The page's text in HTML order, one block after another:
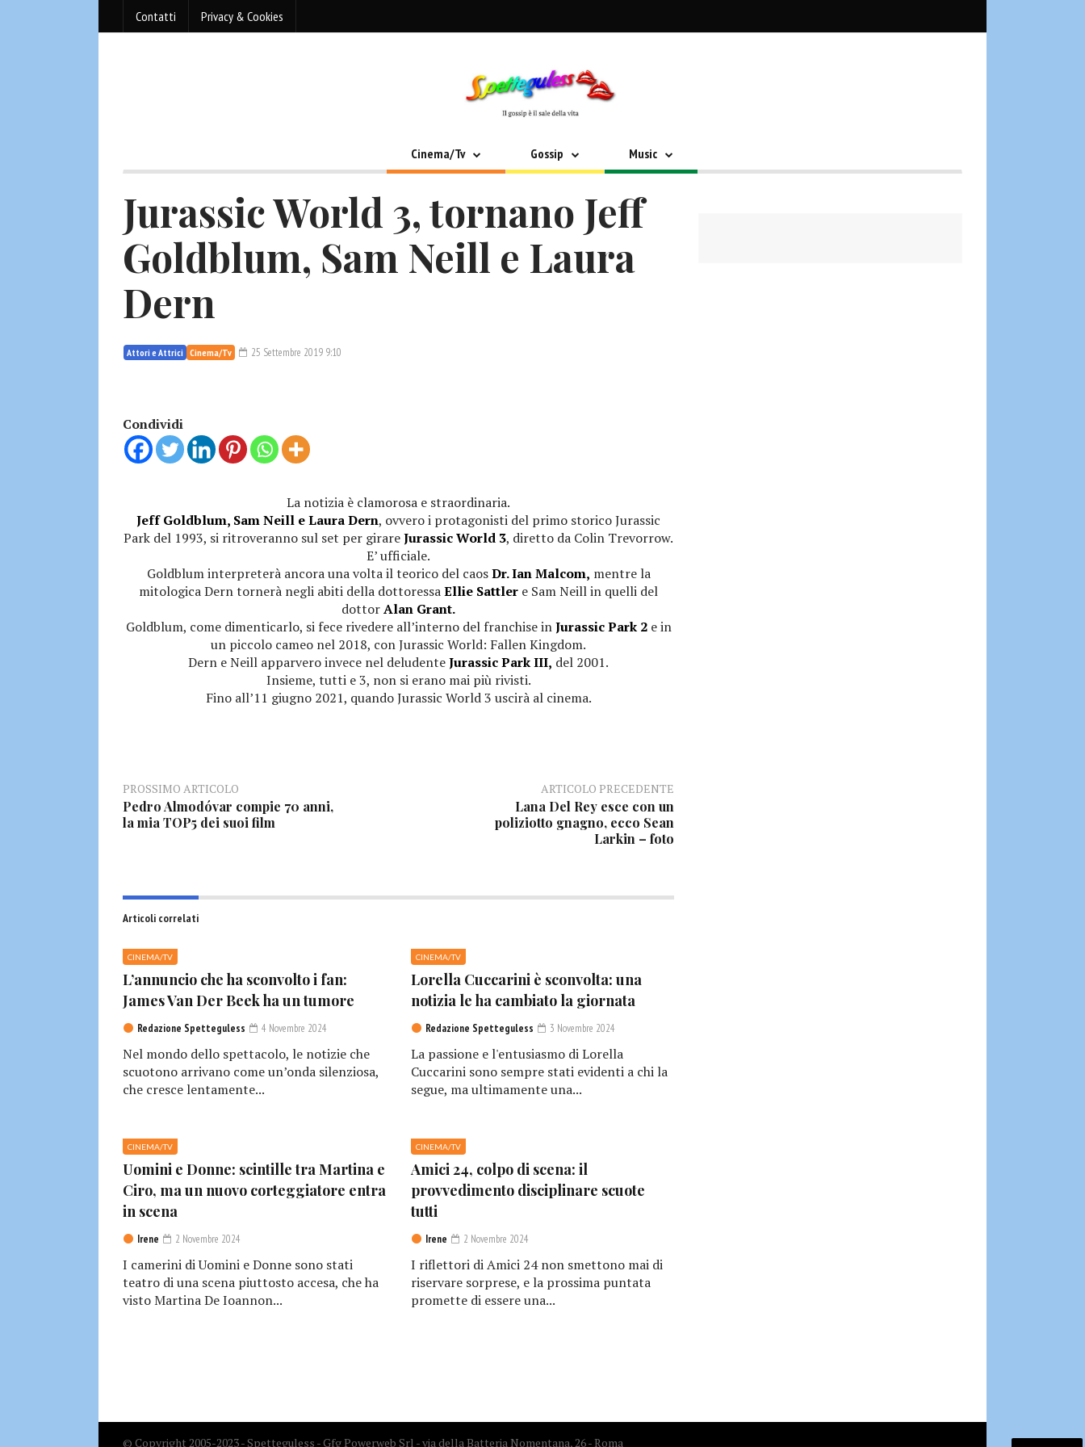
Contatti Privacy & Cookies
Cinema/Tv Gossip Music
Jurassic World 3, tornano Jeff
Goldblum, Sam Neill e Laura
Dern
Attori e Attrici Cinema/Tv 25 Settembre 2019 9:10
Condividi
La notizia è clamorosa e straordinaria.
Jeff Goldblum, Sam Neill e Laura Dern, ovvero i protagonisti del primo storico Jurassic
Park del 1993, si ritroveranno sul set per girareJurassic World 3, diretto da Colin Trevorrow.
E’ ufficiale.
Goldblum interpreterà ancora una volta il teorico del caosDr. Ian Malcom, mentre la
mitologica Dern tornerà negli abiti della dottoressaEllie Sattler e Sam Neill in quelli del
dottorAlan Grant.
Goldblum, come dimenticarlo, si fece rivedere all’interno del franchise inJurassic Park 2e in
un piccolo cameo nel 2018, con Jurassic World: Fallen Kingdom.
Dern e Neill apparvero invece nel deludenteJurassic Park III, del 2001.
Insieme, tutti e 3, non si erano mai più rivisti.
Fino all’11 giugno 2021, quando Jurassic World 3 uscirà al cinema.
PROSSIMO ARTICOLO
Pedro Almodóvar compie 70 anni,
la mia TOP5 dei suoi film
ARTICOLO PRECEDENTE
Lana Del Rey esce con un
poliziotto gnagno, ecco Sean
Larkin – foto
Articoli correlati
CINEMA/TV
L’annuncio che ha sconvolto i fan:
James Van Der Beek ha un tumore
Redazione Spetteguless 4 Novembre 2024
Nel mondo dello spettacolo, le notizie che
scuotono arrivano come un’onda silenziosa,
che cresce lentamente...
CINEMA/TV
Lorella Cuccarini è sconvolta: una
notizia le ha cambiato la giornata
Redazione Spetteguless 3 Novembre 2024
La passione e l'entusiasmo di Lorella
Cuccarini sono sempre stati evidenti a chi la
segue, ma ultimamente una...
CINEMA/TV
Uomini e Donne: scintille tra Martina e
Ciro, ma un nuovo corteggiatore entra
in scena
Irene 2 Novembre 2024
I camerini di Uomini e Donne sono stati
teatro di una scena piuttosto accesa, che ha
visto Martina De Ioannon...
CINEMA/TV
Amici 24, colpo di scena: il
provvedimento disciplinare scuote
tutti
Irene 2 Novembre 2024
I riflettori di Amici 24 non smettono mai di
riservare sorprese, e la prossima puntata
promette di essere una...
© Copyright 2005-2023 - Spetteguless - Gfg Powerweb Srl - via della Batteria Nomentana, 26 - Roma